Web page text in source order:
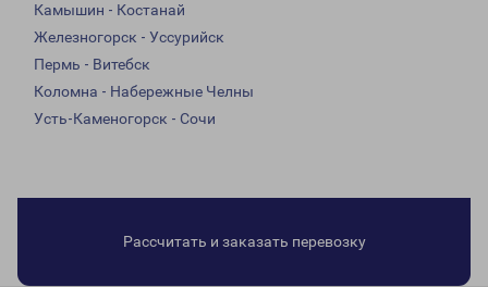
Камышин - Костанай
Железногорск - Уссурийск
Пермь - Витебск
Коломна - Набережные Челны
Усть-Каменогорск - Сочи
Рассчитать и заказать перевозку